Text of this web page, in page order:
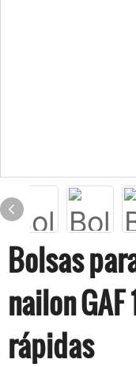
Bolsas
nailon
rápidas